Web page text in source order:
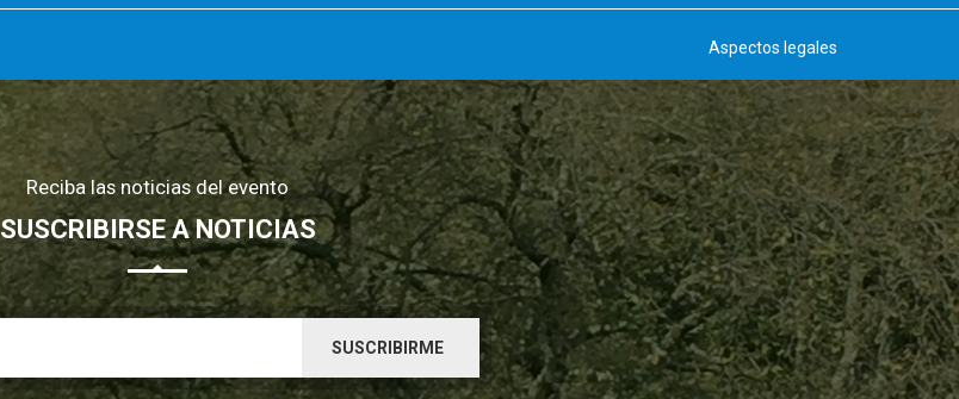
Aspectos legales
Reciba las noticias del evento
SUSCRIBIRSE A NOTICIAS